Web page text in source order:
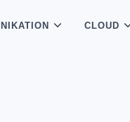
CLOUD